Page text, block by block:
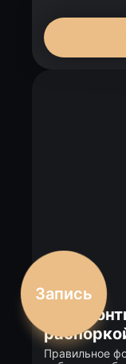
Правильное
Запись